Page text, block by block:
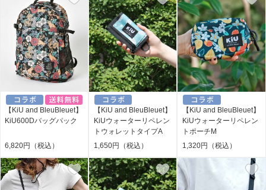
【KiU and BleuBleuet】
KiU600Dバッグパック
6,820円（税込）
【KiU and BleuBleuet】
KiUウォーターリペレン
トウォレットタイプA
1,650円（税込）
【KiU and BleuBleuet】
KiUウォーターリペレン
トポーチM
1,320円（税込）